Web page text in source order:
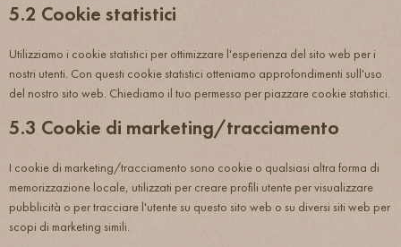
5.2 Cookie statistici
Utilizziamo i cookie statistici per ottimizzare l'esperienza del sito web per i
nostri utenti. Con questi cookie statistici otteniamo approfondimenti sull'uso
del nostro sito web. Chiediamo il tuo permesso per piazzare cookie statistici.
5.3 Cookie di marketing/tracciamento
I cookie di marketing/tracciamento sono cookie o qualsiasi altra forma di
memorizzazione locale, utilizzati per creare profili utente per visualizzare
pubblicità o per tracciare l'utente su questo sito web o su diversi siti web per
scopi di marketing simili.